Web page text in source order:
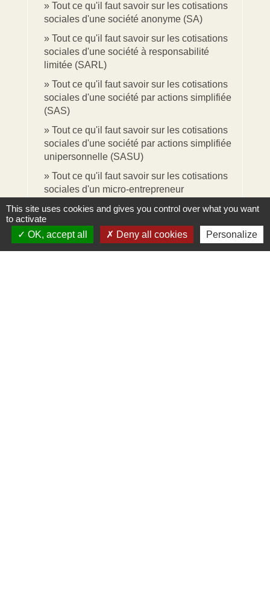
Tout ce qu'il faut savoir sur les cotisations
sociales d'une société anonyme (SA)
Tout ce qu'il faut savoir sur les cotisations
sociales d'une société à responsabilité
limitée (SARL)
Tout ce qu'il faut savoir sur les cotisations
sociales d'une société par actions simplifiée
(SAS)
Tout ce qu'il faut savoir sur les cotisations
sociales d'une société par actions simplifiée
unipersonnelle (SASU)
Tout ce qu'il faut savoir sur les cotisations
sociales d'un micro-entrepreneur
Signaler une erreur sur cette page
This site uses cookies and gives you control over what you want
to activate
OK, accept all
Deny all cookies Personalize